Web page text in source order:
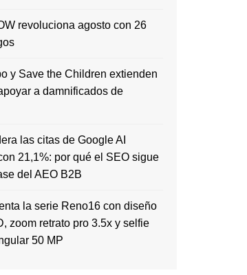
revoluciona agosto con 26
y Save the Children extienden
a damnificados de
las citas de Google AI
21,1%: por qué el SEO sigue
del AEO B2B
la serie Reno16 con diseño
zoom retrato pro 3.5x y selfie
50 MP